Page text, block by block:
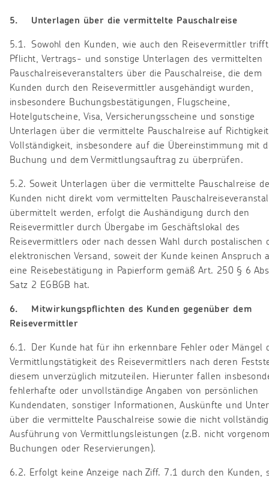
5. Unterlagen über die vermittelte Pauschalreise
5.1. Sowohl den Kunden, wie auch den Reisevermittler
Pflicht, Vertrags- und sonstige Unterlagen des vermittelten
Pauschalreiseveranstalters über die Pauschalreise, die dem
Kunden durch den Reisevermittler ausgehändigt wurden,
insbesondere Buchungsbestätigungen, Flugscheine,
Hotelgutscheine, Visa, Versicherungsscheine und sonstige
Unterlagen über die vermittelte Pauschalreise auf
Vollständigkeit, insbesondere auf die Übereinstimmung mit
Buchung und dem Vermittlungsauftrag zu überprüfen.
5.2. Soweit Unterlagen über die vermittelte Pauschalreise
Kunden nicht direkt vom vermittelten
übermittelt werden, erfolgt die Aushändigung durch den
Reisevermittler durch Übergabe im Geschäftslokal des
Reisevermittlers oder nach dessen Wahl durch postalischen
elektronischen Versand, soweit der Kunde keinen Anspruch
eine Reisebestätigung in Papierform gemäß Art. 250 § 6
Satz 2 EGBGB hat.
6. Mitwirkungspflichten des Kunden gegenüber dem
Reisevermittler
6.1. Der Kunde hat für ihn erkennbare Fehler oder Mängel
Vermittlungstätigkeit des Reisevermittlers nach deren
diesem unverzüglich mitzuteilen. Hierunter fallen
fehlerhafte oder unvollständige Angaben von persönlichen
Kundendaten, sonstiger Informationen, Auskünfte und
über die vermittelte Pauschalreise sowie die nicht
Ausführung von Vermittlungsleistungen (z.B. nicht
Buchungen oder Reservierungen).
6.2. Erfolgt keine Anzeige nach Ziff. 7.1 durch den Kunden,